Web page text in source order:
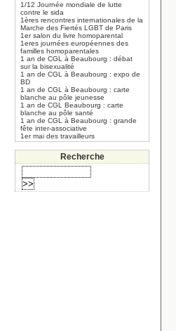
1/12 Journée mondiale de lutte
contre le sida
1ères rencontres internationales de la
Marche des Fiertés LGBT de Paris
1er salon du livre homoparental
1eres journées européennes des
familles homoparentales
1 an de CGL à Beaubourg : débat
sur la bisexualité
1 an de CGL à Beaubourg : expo de
BD
1 an de CGL à Beaubourg : carte
blanche au pôle jeunesse
1 an de CGL Beaubourg : carte
blanche au pôle santé
1 an de CGL à Beaubourg : grande
fête inter-associative
1er mai des travailleurs
Recherche